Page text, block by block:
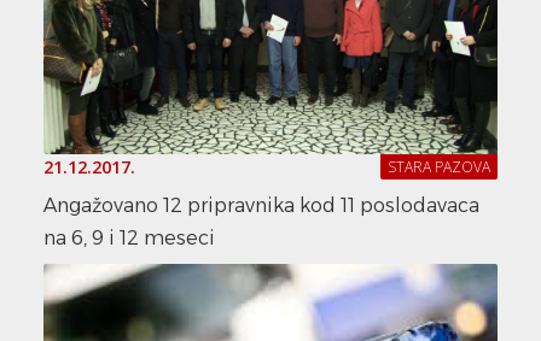
21.12.2017. STARA PAZOVA
Angažovano 12 pripravnika kod 11 poslodavaca
na 6, 9 i 12 meseci